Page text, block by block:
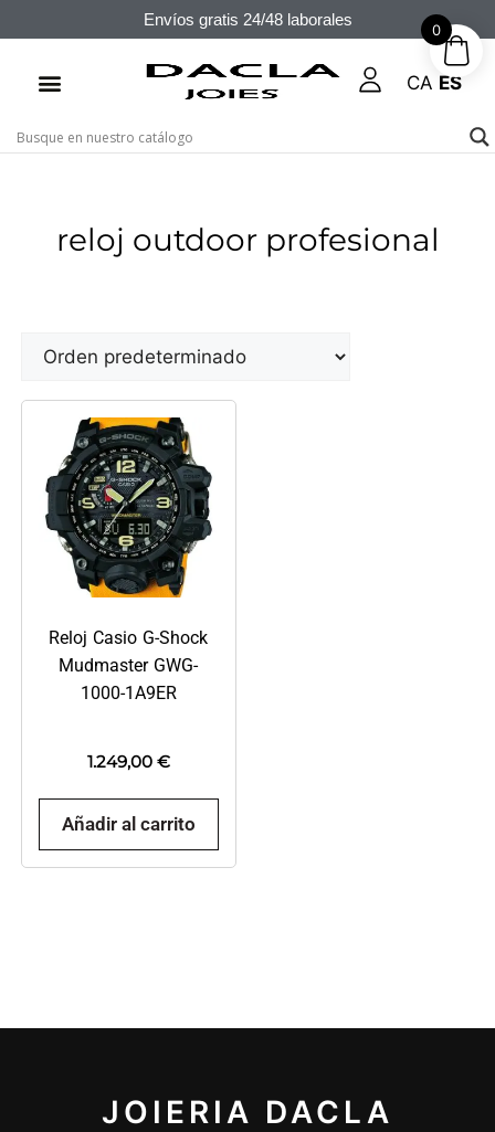
Envíos gratis 24/48 laborales
CA ES
reloj outdoor profesional
Reloj Casio G-Shock
Mudmaster GWG-
1000-1A9ER
1.249,00 €
Añadir al carrito
JOIERIA DACLA
0